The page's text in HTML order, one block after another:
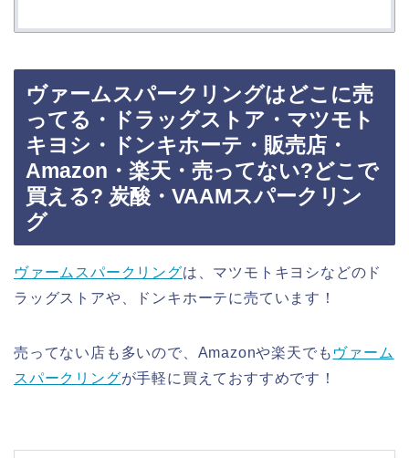
ヴァームスパークリングはどこに売
ってる・ドラッグストア・マツモト
キヨシ・ドンキホーテ・販売店・
Amazon・楽天・売ってない?どこで
買える? 炭酸・VAAMスパークリン
グ
ヴァームスパークリングは、マツモトキヨシなどのド
ラッグストアや、ドンキホーテに売ています！
売ってない店も多いので、Amazonや楽天でも ヴァーム
スパークリングが手軽に買えておすすめです！